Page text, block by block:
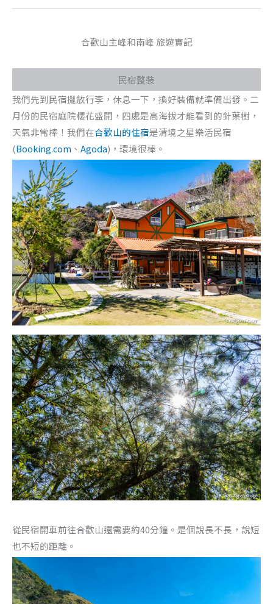
合歡山主峰和南峰 旅遊實記
民宿整裝
我們先到民宿擺放行李，休息一下，換好裝備就準備出發。二
月份的民宿庭院櫻花盛開，四處是高海拔才能看到的針葉樹，
天氣非常棒！我們在合歡山的住宿是清境之星樂活民宿
(Booking.com 、 Agoda)，環境很棒。
從民宿開車前往合歡山還需要約40分鐘。是個說長不長，說短
也不短的距離。